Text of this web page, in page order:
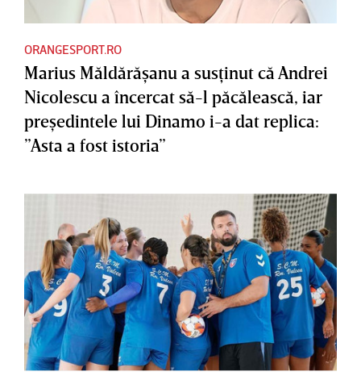
ORANGESPORT.RO
Marius Măldărăşanu a susţinut că Andrei
Nicolescu a încercat să-l păcălească, iar
preşedintele lui Dinamo i-a dat replica:
”Asta a fost istoria”